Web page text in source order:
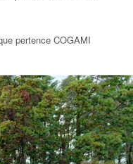
pertence COGAMI